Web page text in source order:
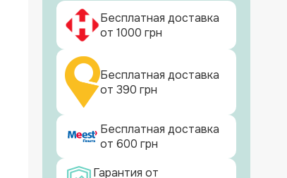
Бесплатная доставка
от 1000 грн
Бесплатная доставка
от 390 грн
Бесплатная доставка
от 600 грн
Гарантия от